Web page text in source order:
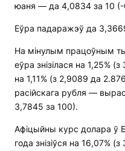
юаня — да 4,0834 за 10 (-
Еўра падаражэў да
На мінулым працоўным
еўра знізілася на 1,25%
на 1,11% (з 2,9089 да
расійскага рубля —
3,7845 за 100).
Афіцыйны курс долара ў
года знізіўся на 16,07%